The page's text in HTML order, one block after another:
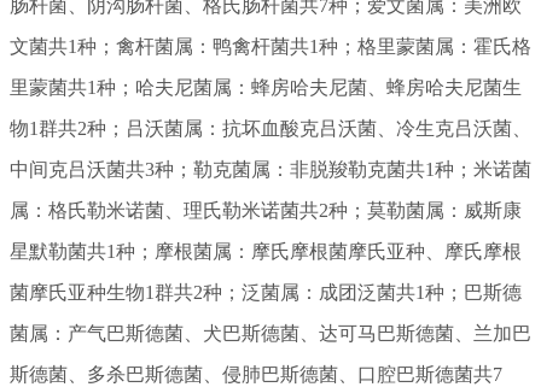
肠杆菌、
阴沟肠杆菌、 格氏肠杆菌共7种；爱文菌属： 美洲欧
文菌共1种；禽杆菌属： 鸭禽杆菌共1种；格里蒙菌属： 霍氏格
里蒙菌共1种；哈夫尼菌属： 蜂房哈夫尼菌、 蜂房哈夫尼菌生
物1群共2种；吕沃菌属： 抗坏血酸克吕沃菌、 冷生克吕沃菌、
中间克吕沃菌共3种；勒克菌属： 非脱羧勒克菌共1种；米诺菌
属： 格氏勒米诺菌、 理氏勒米诺菌共2种；莫勒菌属： 威斯康
星默勒菌共1种；摩根菌属： 摩氏摩根菌摩氏亚种、 摩氏摩根
菌摩氏亚种生物1群共2种；泛菌属： 成团泛菌共1种；巴斯德
菌属： 产气巴斯德菌、 犬巴斯德菌、 达可马巴斯德菌、 兰加巴
斯德菌、 多杀巴斯德菌、 侵肺巴斯德菌、 口腔巴斯德菌共7